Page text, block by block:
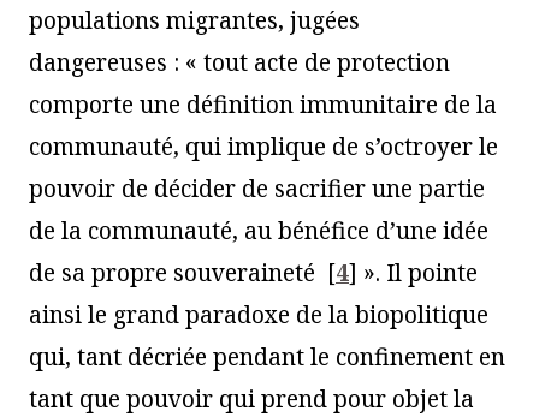
populations migrantes, jugées
dangereuses : « tout acte de protection
comporte une définition immunitaire de la
communauté, qui implique de s’octroyer le
pouvoir de décider de sacrifier une partie
de la communauté, au bénéfice d’une idée
de sa propre souveraineté [4] ». Il pointe
ainsi le grand paradoxe de la biopolitique
qui, tant décriée pendant le confinement en
tant que pouvoir qui prend pour objet la